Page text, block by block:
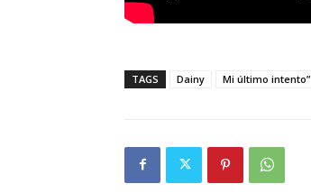
TAGS Dainy Mi último intento”